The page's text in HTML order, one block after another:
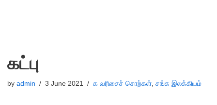
கட்பு
by admin 3 June 2021 க வரிசைச் சொற்கள், சங்க இலக்கியம்